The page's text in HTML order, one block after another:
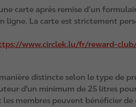
carte après remise d’un
ligne. La carte est strictement
www.circlek.lu/fr/reward-
distincte selon le type de
d'un minimum de 25 litres
membres peuvent bénéficier